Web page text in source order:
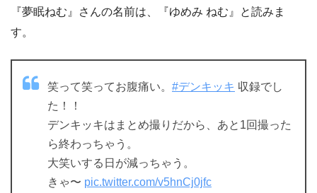
『夢眠ねむ』さんの名前は、『ゆめみ ねむ』と読みま
す。
笑って笑ってお腹痛い。 #デンキッキ 収録でし
た！！
デンキッキはまとめ撮りだから、あと1回撮った
ら終わっちゃう。
大笑いする日が減っちゃう。
きゃ〜 pic.twitter.com/v5hnCj0jfc